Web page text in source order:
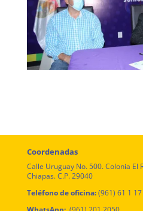
Coordenadas
Calle Uruguay No. 500. Colonia El
Chiapas. C.P. 29040
Teléfono de oficina:(961) 61 1